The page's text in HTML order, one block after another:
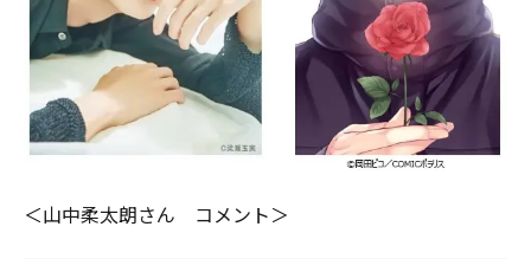
＜山中柔太朗さん コメント＞